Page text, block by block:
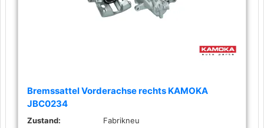
Bremssattel Vorderachse rechts KAMOKA
JBC0234
Zustand:
Fabrikneu